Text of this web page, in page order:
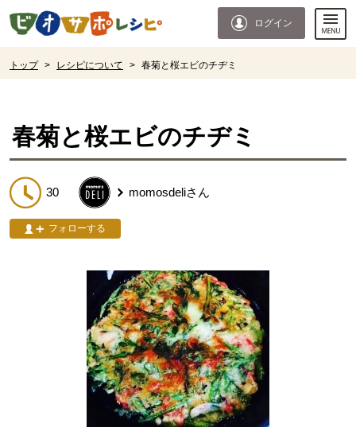
ページの先頭です。
ログイン
トップ > レシピについて > 春菊と桜エビのチヂミ
春菊と桜エビのチヂミ
30 momosdeliさん
フォローする